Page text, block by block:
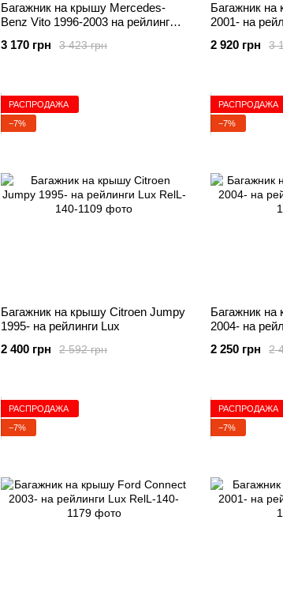
Багажник на крышу Mercedes-
Benz Vito 1996-2003 на рейлинги
3 423 грн
3 170 грн
Багажник на
2001- на
3
2 920 грн
РАСПРОДАЖА
−7%
Багажник на крышу Citroen Jumpy
1995- на рейлинги Lux
2 592 грн
2 400 грн
РАСПРОДАЖА
−7%
Багажник
2004- на
2
2 250 грн
РАСПРОДАЖА
−7%
РАСПРОДАЖА
−7%